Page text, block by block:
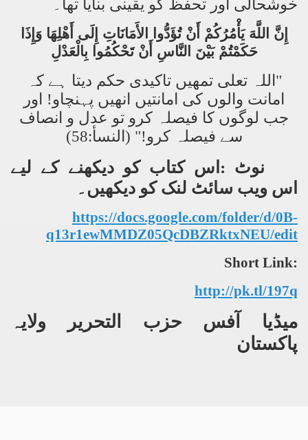
خوشحالی اور تحفظ کو یقینی بنایا تھا۔
إِنَّ اللَّهَ يَأْمُرُكُمْ أَنْ تُؤَدُّوا الأَمَانَاتِ إِلَى أَهْلِهَا وَإِذَا
حَكَمْتُمْ بَيْنَ النَّاسِ أَنْ تَحْكُمُوا بِالْعَدْلِ
"اللہ تعلی تمھیں تاکیدی حکم دیتا ہے کہ
امانت والوں کی امانتیں انھیں پہنچاو! اور
جب لوگوں کا فیصلہ کرو تو عدل و انصاف
سے فیصلہ کرو!" (النسأ:58)
نوٹ :اس کتاب کو دیکھنے کے لیے
اس ویب سائٹ لنک کو دیکھیں۔
https://docs.google.com/folder/d/0B-
q13r1ewMMDZ05QcDBZRktxNEU/edit
Short Link:
http://pk.tl/197q
میڈیا آفس حزب التحریر
ولایہ
پاکستان